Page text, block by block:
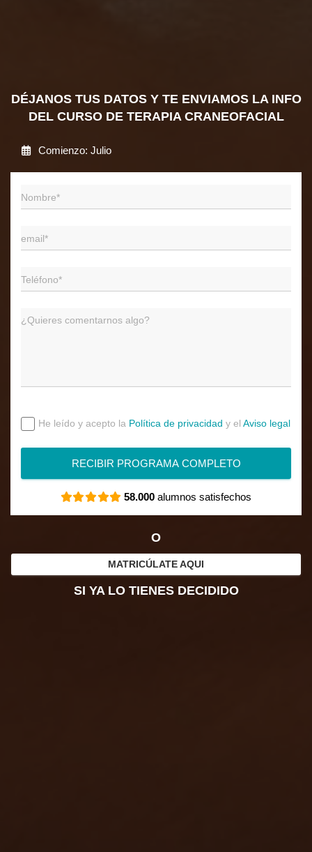
DÉJANOS TUS DATOS Y TE ENVIAMOS LA INFO
DEL CURSO DE TERAPIA CRANEOFACIAL
Comienzo: Julio
He leído y acepto la Política de privacidad y el Aviso legal
RECIBIR PROGRAMA COMPLETO
58.000 alumnos satisfechos
O
MATRICÚLATE AQUI
SI YA LO TIENES DECIDIDO